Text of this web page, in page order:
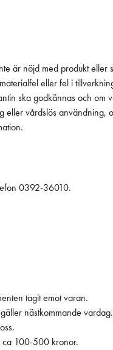
är nöjd med produkt
eller fel i
ska godkännas och
vårdslös
0392-36010.
tagit emot varan.
nästkommande vardag.
ca 100-500 kronor.